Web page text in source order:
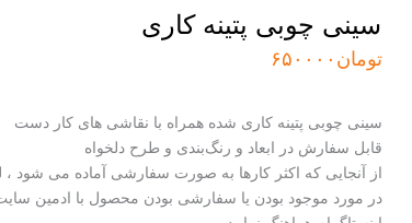
سینی چوبی پتینه کاری
تومان ۶۵۰۰۰۰
سینی چوبی پتینه کاری شده همراه با نقاشی های کار دست
قابل سفارش در ابعاد و رنگ‌بندی و طرح دلخواه
از آنجایی که اکثر کارها به صورت سفارشی آماده می شود
در مورد موجود بودن یا سفارشی بودن محصول با ادمین